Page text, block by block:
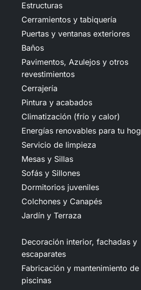
Estructuras
Cerramientos y tabiquería
Puertas y ventanas exteriores
Baños
Pavimentos, Azulejos y otros
revestimientos
Cerrajería
Pintura y acabados
Climatización (frío y calor)
Energías renovables para tu
Servicio de limpieza
Mesas y Sillas
Sofás y Sillones
Dormitorios juveniles
Colchones y Canapés
Jardín y Terraza
Decoración interior, fachadas y
escaparates
Fabricación y mantenimiento de
piscinas